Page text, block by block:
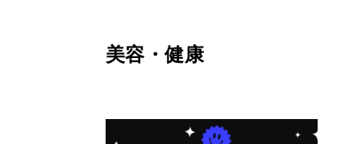
美容・健康